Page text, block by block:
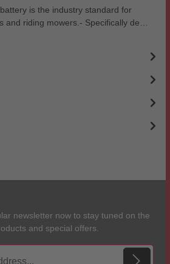
is the industry standard for
and riding mowers.- Specifically de…
newsletter now to stay tuned on the
and special offers.